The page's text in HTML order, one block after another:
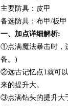
主要防具：皮甲
备选防具：布甲/板甲
一、加点详细解析:
①点满魔法暴击时，
备。)
②远古记忆点1就可
来的提升大。
③点满钻头的提升大